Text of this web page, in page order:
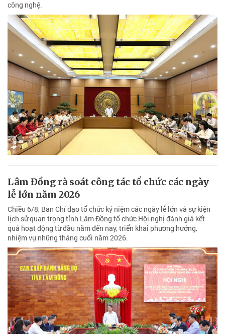
công nghệ.
Lâm Đồng rà soát công tác tổ chức các ngày
lễ lớn năm 2026
Chiều 6/8, Ban Chỉ đạo tổ chức kỷ niệm các ngày lễ lớn và sự kiện
lịch sử quan trọng tỉnh Lâm Đồng tổ chức Hội nghị đánh giá kết
quả hoạt động từ đầu năm đến nay, triển khai phương hướng,
nhiệm vụ những tháng cuối năm 2026.